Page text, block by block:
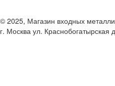
© 2025, Магазин входных
г. Москва ул. Краснобогатырская